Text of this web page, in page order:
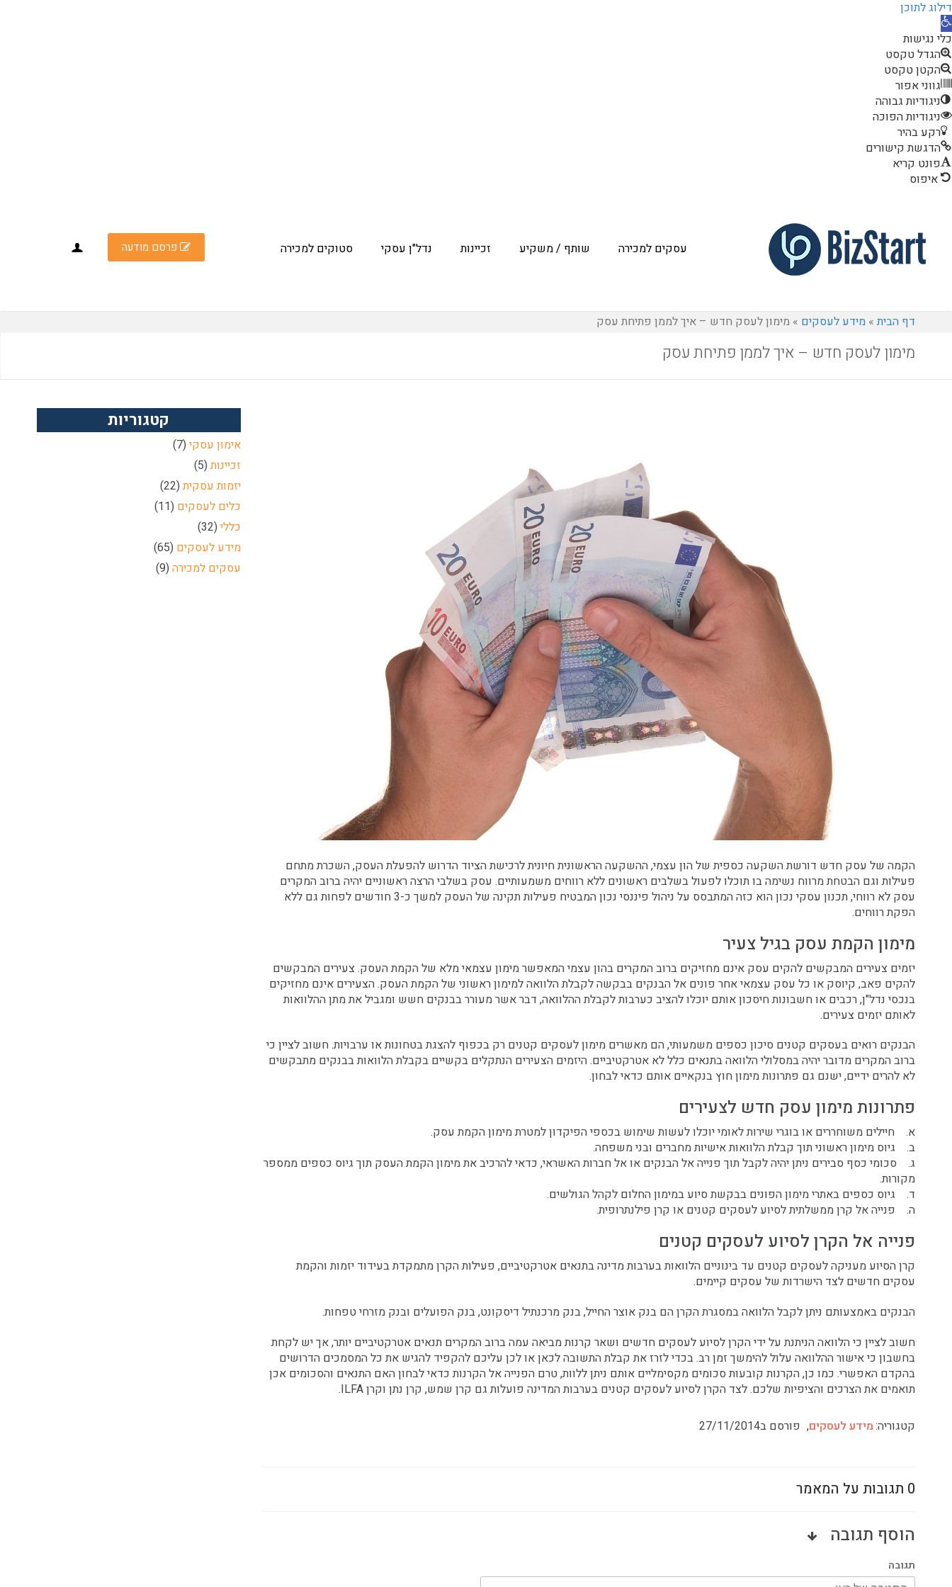
דילוג לתוכן
פתח
סרגל
נגישות
כלי נגישות
הגדל טקסט
הקטן טקסט
גווני אפור
ניגודיות גבוהה
ניגודיות הפוכה
רקע בהיר
הדגשת קישורים
פונט קריא
איפוס
עסקים למכירה שותף / משקיע זכיינות נדל"ן עסקי סטוקים למכירה פרסם מודעה
דף הבית» מידע לעסקים » מימון לעסק חדש – איך לממן פתיחת עסק
מימון לעסק חדש – איך לממן פתיחת עסק
הקמה של עסק חדש דורשת השקעה כספית של הון עצמי, ההשקעה הראשונית חיונית לרכישת הציוד הדרוש להפעלת העסק, השכרת מתחם
פעילות וגם הבטחת מרווח נשימה בו תוכלו לפעול בשלבים ראשונים ללא רווחים משמעותיים. עסק בשלבי הרצה ראשוניים יהיה ברוב המקרים
עסק לא רווחי, תכנון עסקי נכון הוא כזה המתבסס על ניהול פיננסי נכון המבטיח פעילות תקינה של העסק למשך כ-3 חודשים לפחות גם ללא
הפקת רווחים.
מימון הקמת עסק בגיל צעיר
יזמים צעירים המבקשים להקים עסק אינם מחזיקים ברוב המקרים בהון עצמי המאפשר מימון עצמאי מלא של הקמת העסק. צעירים המבקשים
להקים פאב, קיוסק או כל עסק עצמאי אחר פונים אל הבנקים בבקשה לקבלת הלוואה למימון ראשוני של הקמת העסק. הצעירים אינם מחזיקים
בנכסי נדל"ן, רכבים או חשבונות חיסכון אותם יוכלו להציב כערבות לקבלת ההלוואה, דבר אשר מעורר בבנקים חשש ומגביל את מתן ההלוואות
לאותם יזמים צעירים.
הבנקים רואים בעסקים קטנים סיכון כספים משמעותי, הם מאשרים מימון לעסקים קטנים רק בכפוף להצגת בטחונות או ערבויות. חשוב לציין כי
ברוב המקרים מדובר יהיה במסלולי הלוואה בתנאים כלל לא אטרקטיביים. היזמים הצעירים הנתקלים בקשיים בקבלת הלוואות בבנקים מתבקשים
לא להרים ידיים, ישנם גם פתרונות מימון חוץ בנקאיים אותם כדאי לבחון.
פתרונות מימון עסק חדש לצעירים
א. חיילים משוחררים או בוגרי שירות לאומי יוכלו לעשות שימוש בכספי הפיקדון למטרת מימון הקמת עסק.
ב. גיוס מימון ראשוני תוך קבלת הלוואות אישיות מחברים ובני משפחה.
ג. סכומי כסף סבירים ניתן יהיה לקבל תוך פנייה אל הבנקים או אל חברות האשראי, כדאי להרכיב את מימון הקמת העסק תוך גיוס כספים ממספר
מקורות.
ד. גיוס כספים באתרי מימון הפונים בבקשת סיוע במימון החלום לקהל הגולשים.
ה. פנייה אל קרן ממשלתית לסיוע לעסקים קטנים או קרן פילנתרופית.
פנייה אל הקרן לסיוע לעסקים קטנים
קרן הסיוע מעניקה לעסקים קטנים עד בינוניים הלוואות בערבות מדינה בתנאים אטרקטיביים, פעילות הקרן מתמקדת בעידוד יזמות והקמת
עסקים חדשים לצד הישרדות של עסקים קיימים.
הבנקים באמצעותם ניתן לקבל הלוואה במסגרת הקרן הם בנק אוצר החייל, בנק מרכנתיל דיסקונט, בנק הפועלים ובנק מזרחי טפחות.
חשוב לציין כי הלוואה הניתנת על ידי הקרן לסיוע לעסקים חדשים ושאר קרנות מביאה עמה ברוב המקרים תנאים אטרקטיביים יותר, אך יש לקחת
בחשבון כי אישור ההלוואה עלול להימשך זמן רב. בכדי לזרז את קבלת התשובה לכאן או לכן עליכם להקפיד להגיש את כל המסמכים הדרושים
בהקדם האפשרי. כמו כן, הקרנות קובעות סכומים מקסימליים אותם ניתן ללוות, טרם הפנייה אל הקרנות כדאי לבחון האם התנאים והסכומים אכן
תואמים את הצרכים והציפיות שלכם. לצד הקרן לסיוע לעסקים קטנים בערבות המדינה פועלות גם קרן שמש, קרן נתן וקרן ILFA.
קטגוריה:מידע לעסקים, פורסם ב27/11/2014
0 תגובות על המאמר
הוסף תגובה
תגובה
קטגוריות
אימון עסקי (7)
זכיינות(5)
יזמות עסקית(22)
כלים לעסקים (11)
כללי (32)
מידע לעסקים (65)
עסקים למכירה (9)